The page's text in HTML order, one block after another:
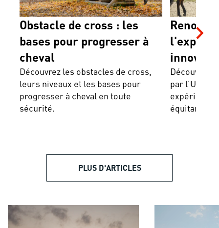
Obstacle de cross : les
bases pour progresser à
cheval
Découvrez les obstacles de cross,
leurs niveaux et les bases pour
progresser à cheval en toute
sécurité.
des
Découvrez
par l'UCPA
expérience
équitants
PLUS D'ARTICLES
Break Première rando en autonomie en
Belledonne
Break sur les